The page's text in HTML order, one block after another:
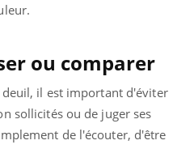
ou comparer
il est important d'éviter
sollicités ou de juger ses
de l'écouter, d'être